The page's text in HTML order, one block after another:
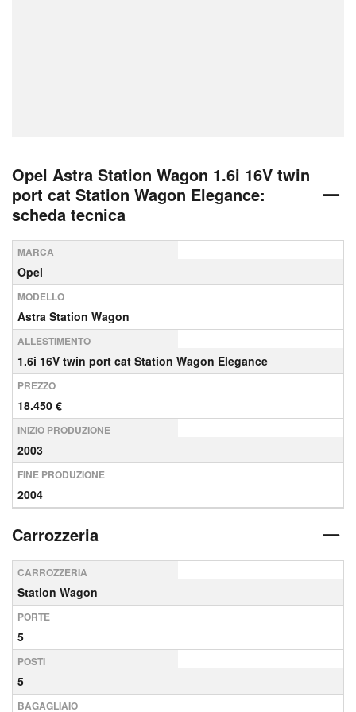
Opel Astra Station Wagon 1.6i 16V twin
port cat Station Wagon Elegance:
scheda tecnica
MARCA
Opel
MODELLO
Astra Station Wagon
ALLESTIMENTO
1.6i 16V twin port cat Station Wagon Elegance
PREZZO
18.450 €
INIZIO PRODUZIONE
2003
FINE PRODUZIONE
2004
Carrozzeria
CARROZZERIA
Station Wagon
PORTE
5
POSTI
5
BAGAGLIAIO